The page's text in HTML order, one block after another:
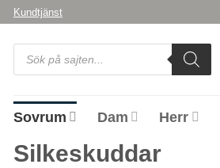
Skip
content
Kundtjänst
Products
search
Sovrum Dam Herr
Silkeskuddar